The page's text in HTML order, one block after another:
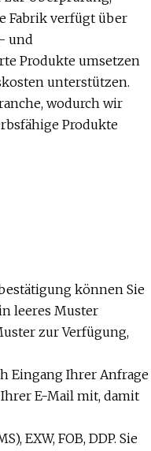
Fabrik verfügt über
und
Produkte umsetzen
unterstützen.
wodurch wir
Produkte
können Sie
leeres Muster
zur Verfügung,
Eingang Ihrer Anfrage
E-Mail mit, damit
EXW, FOB, DDP. Sie